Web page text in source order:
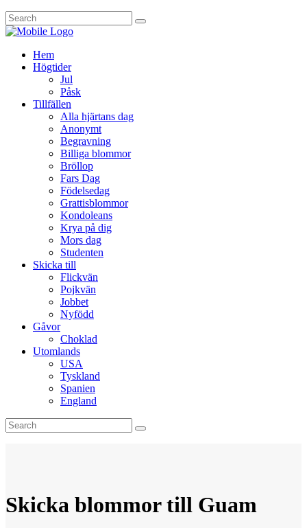
Hem
Högtider
Jul
Påsk
Tillfällen
Alla hjärtans dag
Anonymt
Begravning
Billiga blommor
Bröllop
Fars Dag
Födelsedag
Grattisblommor
Kondoleans
Krya på dig
Mors dag
Studenten
Skicka till
Flickvän
Pojkvän
Jobbet
Nyfödd
Gåvor
Choklad
Utomlands
USA
Tyskland
Spanien
England
Skicka blommortill Guam